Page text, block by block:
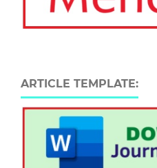
ARTICLE TEMPLATE: